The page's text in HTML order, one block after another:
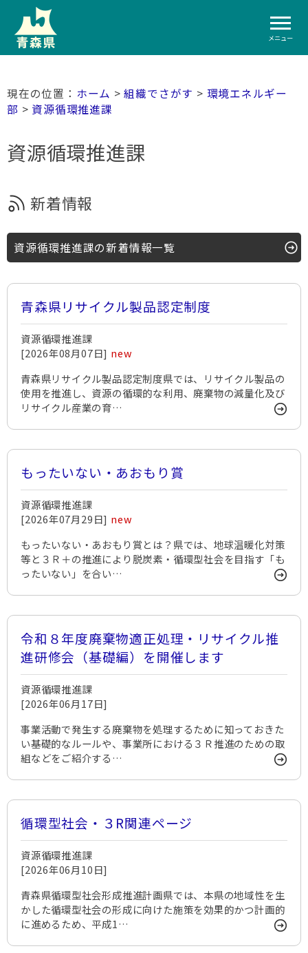
メニュー
ホーム >組織でさがす > 環境エネルギー
部 > 資源循環推進課
資源循環推進課
新着情報
資源循環推進課の新着情報一覧
青森県リサイクル製品認定制度
資源循環推進課
[2026年08月07日] new
青森県リサイクル製品認定制度県では、リサイクル製品の
使用を推進し、資源の循環的な利用、廃棄物の減量化及び
リサイクル産業の育…
もったいない・あおもり賞
資源循環推進課
[2026年07月29日] new
もったいない・あおもり賞とは？県では、地球温暖化対策
等と３Ｒ＋の推進により脱炭素・循環型社会を目指す「も
ったいない」を合い…
令和８年度廃棄物適正処理・リサイクル推
進研修会（基礎編）を開催します
資源循環推進課
[2026年06月17日]
事業活動で発生する廃棄物を処理するために知っておきた
い基礎的なルールや、事業所における３Ｒ推進のための取
組などをご紹介する…
循環型社会・３R関連ページ
資源循環推進課
[2026年06月10日]
青森県循環型社会形成推進計画県では、本県の地域性を生
かした循環型社会の形成に向けた施策を効果的かつ計画的
に進めるため、平成1…